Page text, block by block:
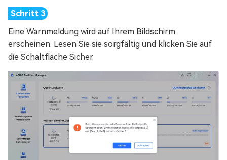
Eine Warnmeldung wird auf Ihrem Bildschirm
erscheinen. Lesen Sie sie sorgfältig und klicken Sie auf
die Schaltfläche Sicher.